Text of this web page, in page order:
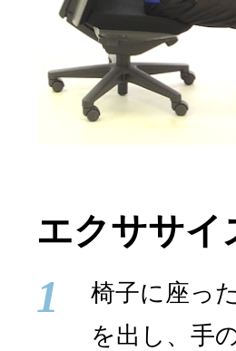
エクササイ
1
椅子に座っ
を出し、手